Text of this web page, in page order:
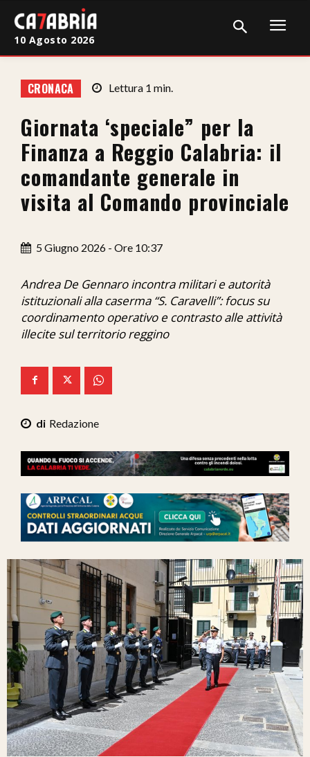
Cronaca
Giudiziaria
Politica
Sport
Sanità
Economia
Ita-Mondo
We Calabria
10 Agosto 2026
CRONACA Lettura 1 min.
Giornata ‘speciale” per la
Finanza a Reggio Calabria: il
comandante generale in
visita al Comando provinciale
5 Giugno 2026 - Ore 10:37
Andrea De Gennaro incontra militari e autorità
istituzionali alla caserma “S. Caravelli”: focus su
coordinamento operativo e contrasto alle attività
illecite sul territorio reggino
Redazione